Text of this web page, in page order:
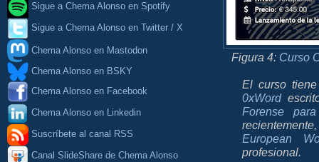
Sigue a Chema Alonso en Spotify
Sigue a Chema Alonso en Twitter / X
Chema Alonso en Mastodon
Chema Alonso en BSKY
Chema Alonso en Facebook
Chema Alonso en Linkedin
Suscríbete al canal RSS
Canal SlideShare de Chema Alonso
Figura 4: Curso
El curso
0xWord
Forense
European
profesional.